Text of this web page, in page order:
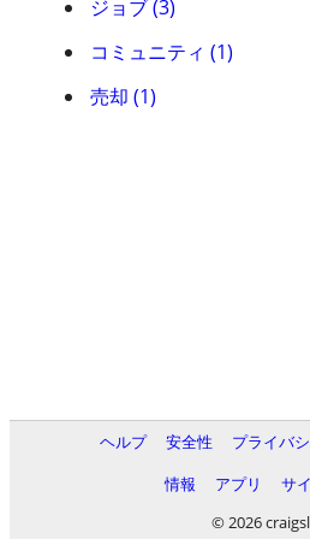
ジョブ (3)
コミュニティ (1)
売却 (1)
ヘルプ 安全性 プライバ
情報
アプリ
サ
© 2026